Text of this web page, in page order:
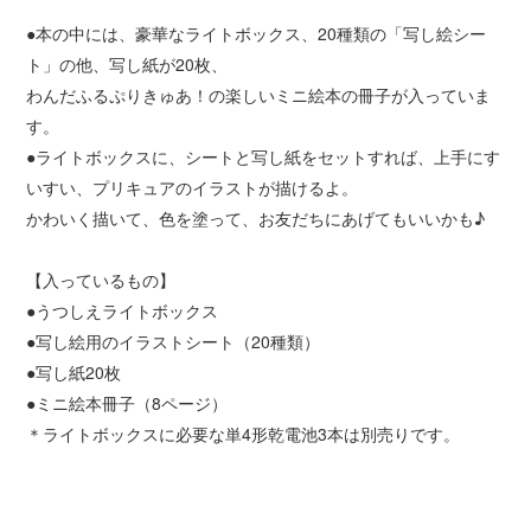
●本の中には、豪華なライトボックス、20種類の「写し絵シー
ト」の他、写し紙が20枚、
わんだふるぷりきゅあ！の楽しいミニ絵本の冊子が入っていま
す。
●ライトボックスに、シートと写し紙をセットすれば、上手にす
いすい、プリキュアのイラストが描けるよ。
かわいく描いて、色を塗って、お友だちにあげてもいいかも♪
【入っているもの】
●うつしえライトボックス
●写し絵用のイラストシート（20種類）
●写し紙20枚
●ミニ絵本冊子（8ページ）
＊ライトボックスに必要な単4形乾電池3本は別売りです。